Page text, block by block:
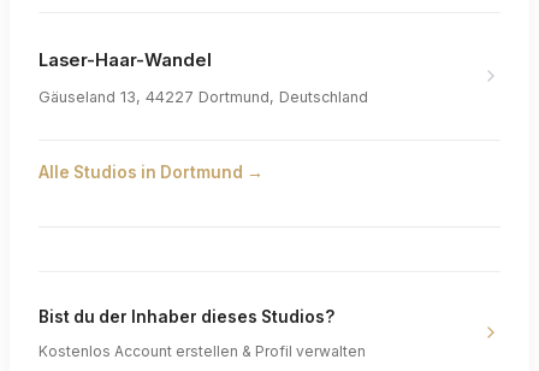
Laser-Haar-Wandel
Gäuseland 13, 44227 Dortmund, Deutschland
Alle Studios in Dortmund →
Bist du der Inhaber dieses Studios?
Kostenlos Account erstellen & Profil verwalten